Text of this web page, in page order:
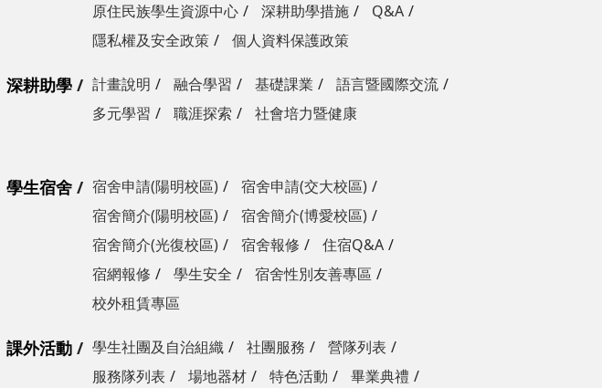
原住民族學生資源中心
深耕助學措施
Q&A
隱私權及安全政策
個人資料保護政策
深耕助學 計畫說明 融合學習 基礎課業
語言暨國際交流
多元學習
職涯探索 社會培力暨健康
學生宿舍 宿舍申請(陽明校區)
宿舍申請(交大校區)
宿舍簡介(陽明校區)
宿舍簡介(博愛校區)
宿舍簡介(光復校區)
宿舍報修
住宿Q&A
宿網報修
學生安全
宿舍性別友善專區
校外租賃專區
課外活動 學生社團及自治組織 社團服務
營隊列表
服務隊列表
場地器材 特色活動
畢業典禮